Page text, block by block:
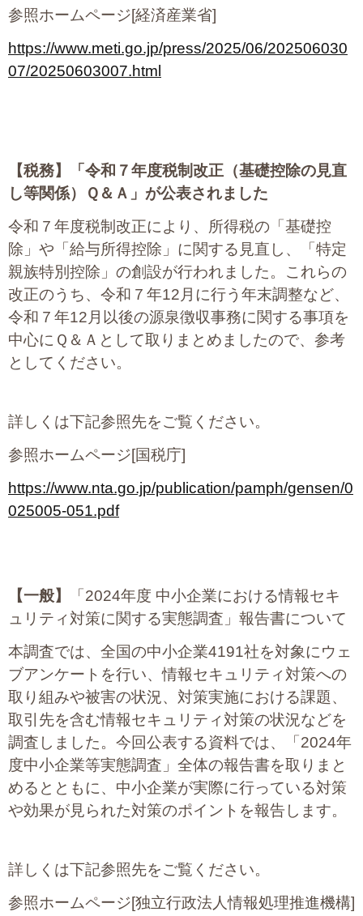
参照ホームページ[経済産業省]
https://www.meti.go.jp/press/2025/06/202506030
07/20250603007.html
【税務】
「令和７年度税制改正（基礎控除の見直
し等関係）Ｑ＆Ａ」が公表されました
令和７年度税制改正により、所得税の「基礎控
除」や「給与所得控除」に関する見直し、「特定
親族特別控除」の創設が行われました。これらの
改正のうち、令和７年12月に行う年末調整など、
令和７年12月以後の源泉徴収事務に関する事項を
中心にＱ＆Ａとして取りまとめましたので、参考
としてください。
詳しくは下記参照先をご覧ください。
参照ホームページ[国税庁]
https://www.nta.go.jp/publication/pamph/gensen/0
025005-051.pdf
【一般】
「2024年度 中小企業における情報セキ
ュリティ対策に関する実態調査」報告書について
本調査では、全国の中小企業4191社を対象にウェ
ブアンケートを行い、情報セキュリティ対策への
取り組みや被害の状況、対策実施における課題、
取引先を含む情報セキュリティ対策の状況などを
調査しました。今回公表する資料では、「2024年
度中小企業等実態調査」全体の報告書を取りまと
めるとともに、中小企業が実際に行っている対策
や効果が見られた対策のポイントを報告します。
詳しくは下記参照先をご覧ください。
参照ホームページ[独立行政法人情報処理推進機構]